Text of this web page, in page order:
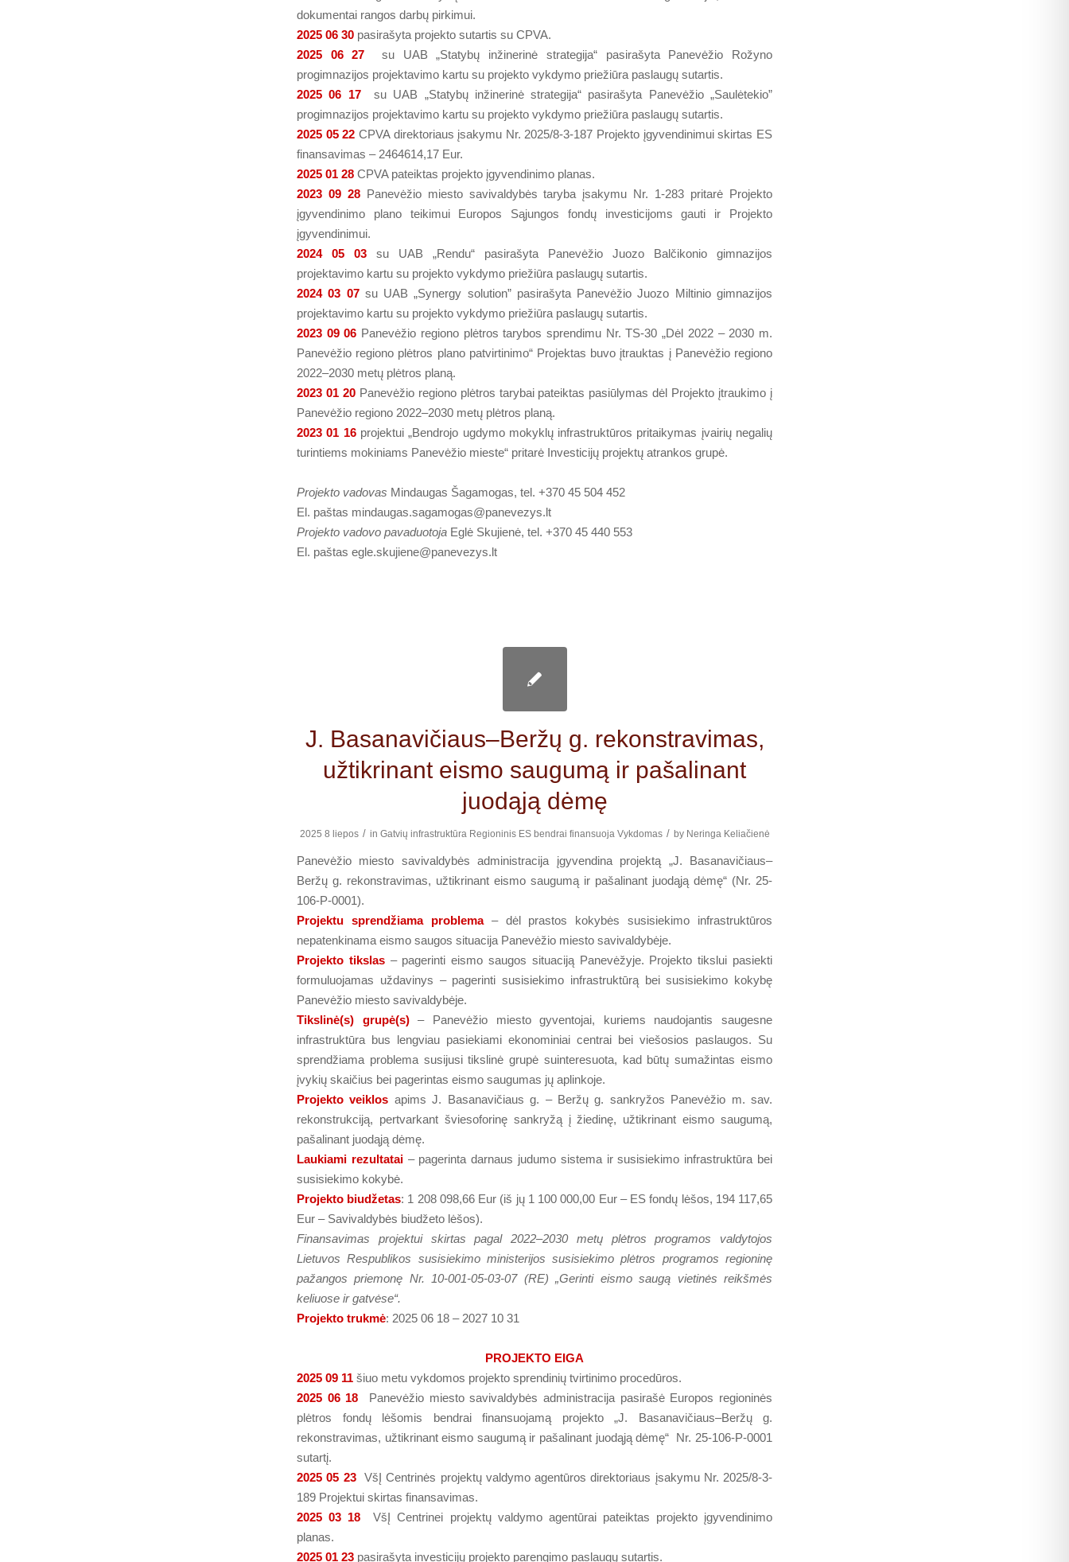
dokumentai rangos darbų pirkimui.
2025 06 30 pasirašyta projekto sutartis su CPVA.
2025 06 27 su UAB „Statybų inžinerinė strategija“ pasirašyta Panevėžio Rožyno
progimnazijos projektavimo kartu su projekto vykdymo priežiūra paslaugų sutartis.
2025 06 17su UAB „Statybų inžinerinė strategija“ pasirašyta Panevėžio „Saulėtekio”
progimnazijos projektavimo kartu su projekto vykdymo priežiūra paslaugų sutartis.
2025 05 22 CPVA direktoriaus įsakymu Nr. 2025/8-3-187 Projekto įgyvendinimui skirtas ES
finansavimas – 2464614,17 Eur.
2025 01 28 CPVA pateiktas projekto įgyvendinimo planas.
2023 09 28Panevėžio miesto savivaldybės taryba įsakymu Nr. 1-283 pritarė Projekto
įgyvendinimo plano teikimui Europos Sąjungos fondų investicijoms gauti ir Projekto
įgyvendinimui.
2024 05 03 su UAB „Rendu“ pasirašyta Panevėžio Juozo Balčikonio gimnazijos
projektavimo kartu su projekto vykdymo priežiūra paslaugų sutartis.
2024 03 07su UAB „Synergy solution” pasirašyta Panevėžio Juozo Miltinio gimnazijos
projektavimo kartu su projekto vykdymo priežiūra paslaugų sutartis.
2023 09 06 Panevėžio regiono plėtros tarybos sprendimu Nr. TS-30 „Dėl 2022 – 2030 m.
Panevėžio regiono plėtros plano patvirtinimo“ Projektas buvo įtrauktas į Panevėžio regiono
2022–2030 metų plėtros planą.
2023 01 20Panevėžio regiono plėtros tarybai pateiktas pasiūlymas dėl Projekto įtraukimo į
Panevėžio regiono 2022–2030 metų plėtros planą.
2023 01 16projektui „Bendrojo ugdymo mokyklų infrastruktūros pritaikymas įvairių negalių
turintiems mokiniams Panevėžio mieste“ pritarė Investicijų projektų atrankos grupė.
Projekto vadovas Mindaugas Šagamogas, tel. +370 45 504 452
El. paštas mindaugas.sagamogas@panevezys.lt
Projekto vadovo pavaduotoja Eglė Skujienė, tel. +370 45 440 553
El. paštas egle.skujiene@panevezys.lt
J. Basanavičiaus–Beržų g. rekonstravimas,
užtikrinant eismo saugumą ir pašalinant
juodąją dėmę
2025 8 liepos / in Gatvių infrastruktūra Regioninis ES bendrai finansuoja Vykdomas / by Neringa Keliačienė
Panevėžio miesto savivaldybės administracija įgyvendina projektą „J. Basanavičiaus–
Beržų g. rekonstravimas, užtikrinant eismo saugumą ir pašalinant juodąją dėmę“ (Nr. 25-
106-P-0001).
Projektu sprendžiama problema – dėl prastos kokybės susisiekimo infrastruktūros
nepatenkinama eismo saugos situacija Panevėžio miesto savivaldybėje.
Projekto tikslas – pagerinti eismo saugos situaciją Panevėžyje. Projekto tikslui pasiekti
formuluojamas uždavinys – pagerinti susisiekimo infrastruktūrą bei susisiekimo kokybę
Panevėžio miesto savivaldybėje.
Tikslinė(s) grupė(s)– Panevėžio miesto gyventojai, kuriems naudojantis saugesne
infrastruktūra bus lengviau pasiekiami ekonominiai centrai bei viešosios paslaugos. Su
sprendžiama problema susijusi tikslinė grupė suinteresuota, kad būtų sumažintas eismo
įvykių skaičius bei pagerintas eismo saugumas jų aplinkoje.
Projekto veiklos apims J. Basanavičiaus g. – Beržų g. sankryžos Panevėžio m. sav.
rekonstrukciją, pertvarkant šviesoforinę sankryžą į žiedinę, užtikrinant eismo saugumą,
pašalinant juodąją dėmę.
Laukiami rezultatai – pagerinta darnaus judumo sistema ir susisiekimo infrastruktūra bei
susisiekimo kokybė.
Projekto biudžetas: 1 208 098,66 Eur (iš jų 1 100 000,00 Eur – ES fondų lėšos, 194 117,65
Eur – Savivaldybės biudžeto lėšos).
Finansavimas projektui skirtas pagal 2022–2030 metų plėtros programos valdytojos
Lietuvos Respublikos susisiekimo ministerijos susisiekimo plėtros programos regioninę
pažangos priemonę Nr. 10-001-05-03-07 (RE) „Gerinti eismo saugą vietinės reikšmės
keliuose ir gatvėse“.
Projekto trukmė: 2025 06 18 – 2027 10 31
PROJEKTO EIGA
2025 09 11 šiuo metu vykdomos projekto sprendinių tvirtinimo procedūros.
2025 06 18 Panevėžio miesto savivaldybės administracija pasirašė Europos regioninės
plėtros fondų lėšomis bendrai finansuojamą projekto „J. Basanavičiaus–Beržų g.
rekonstravimas, užtikrinant eismo saugumą ir pašalinant juodąją dėmę“ Nr. 25-106-P-0001
sutartį.
2025 05 23VšĮ Centrinės projektų valdymo agentūros direktoriaus įsakymu Nr. 2025/8-3-
189 Projektui skirtas finansavimas.
2025 03 18 VšĮ Centrinei projektų valdymo agentūrai pateiktas projekto įgyvendinimo
planas.
2025 01 23 pasirašyta investicijų projekto parengimo paslaugų sutartis.